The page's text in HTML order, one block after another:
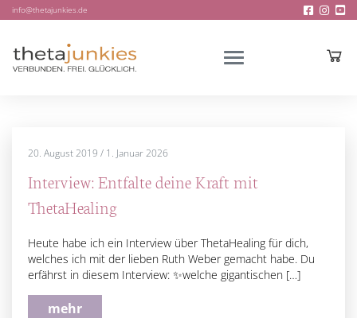
info@thetajunkies.de
20. August 2019 / 1. Januar 2026
Interview: Entfalte deine Kraft mit
ThetaHealing
Heute habe ich ein Interview über ThetaHealing für dich,
welches ich mit der lieben Ruth Weber gemacht habe. Du
erfährst in diesem Interview: ✨welche gigantischen […]
mehr